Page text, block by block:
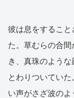
彼は息をするこ
た。草むらの合
き、真珠のよう
とわりついてい
い声がさざ波の